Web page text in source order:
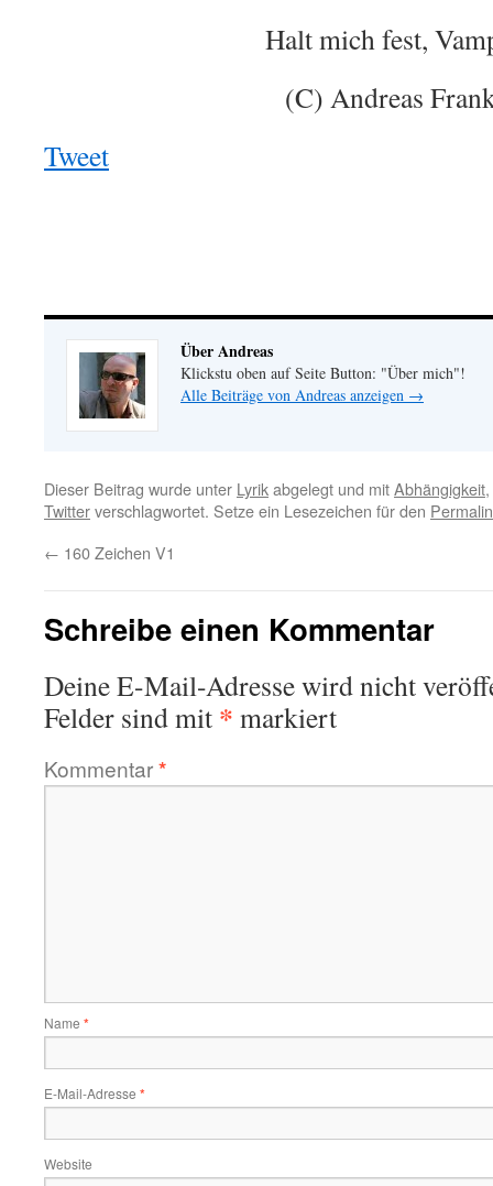
Halt mich fest,
(C) Andreas
Tweet
Über Andreas
Klickstu oben auf Seite Button: "Über mich"!
Alle Beiträge von Andreas anzeigen →
Dieser Beitrag wurde unter Lyrikabgelegt und mitAbhängigkeit,
Twitterverschlagwortet. Setze ein Lesezeichen für den
← 160 Zeichen V1
Schreibe einen Kommentar
Deine E-Mail-Adresse wird nicht
Felder sind mit * markiert
Kommentar*
Name *
E-Mail-Adresse *
Website